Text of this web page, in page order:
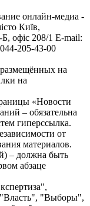
онлайн-медиа -
Київ,
офіс 208/1 E-mail:
205-43-00
на
на
«Новости
– обязательна
гиперссылка.
от
материалов.
– должна быть
абзаце
"Выборы",